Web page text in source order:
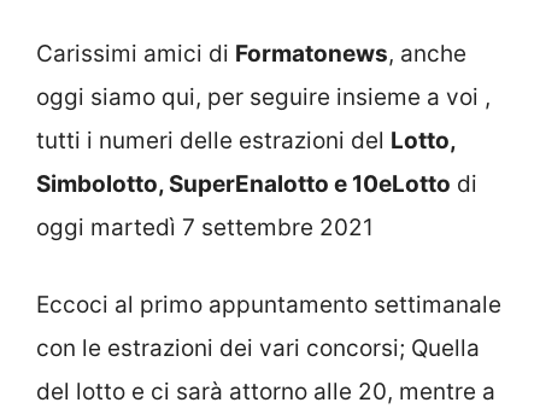
Carissimi amici di Formatonews, anche
oggi siamo qui, per seguire insieme a voi ,
tutti i numeri delle estrazioni del Lotto,
Simbolotto, SuperEnalotto e 10eLotto di
oggi martedì 7 settembre 2021
Eccoci al primo appuntamento settimanale
con le estrazioni dei vari concorsi; Quella
del lotto e ci sarà attorno alle 20, mentre a